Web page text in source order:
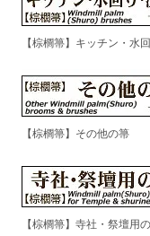
【棕櫚箒】キッチン・水
【棕櫚箒】その他の箒
【棕櫚箒】寺社・祭壇用